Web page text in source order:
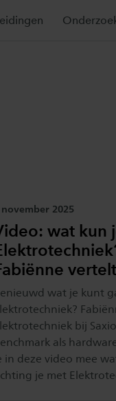
november 2025
wat kun
vertelt
wat je kunt
bij
als
in deze video mee
je met